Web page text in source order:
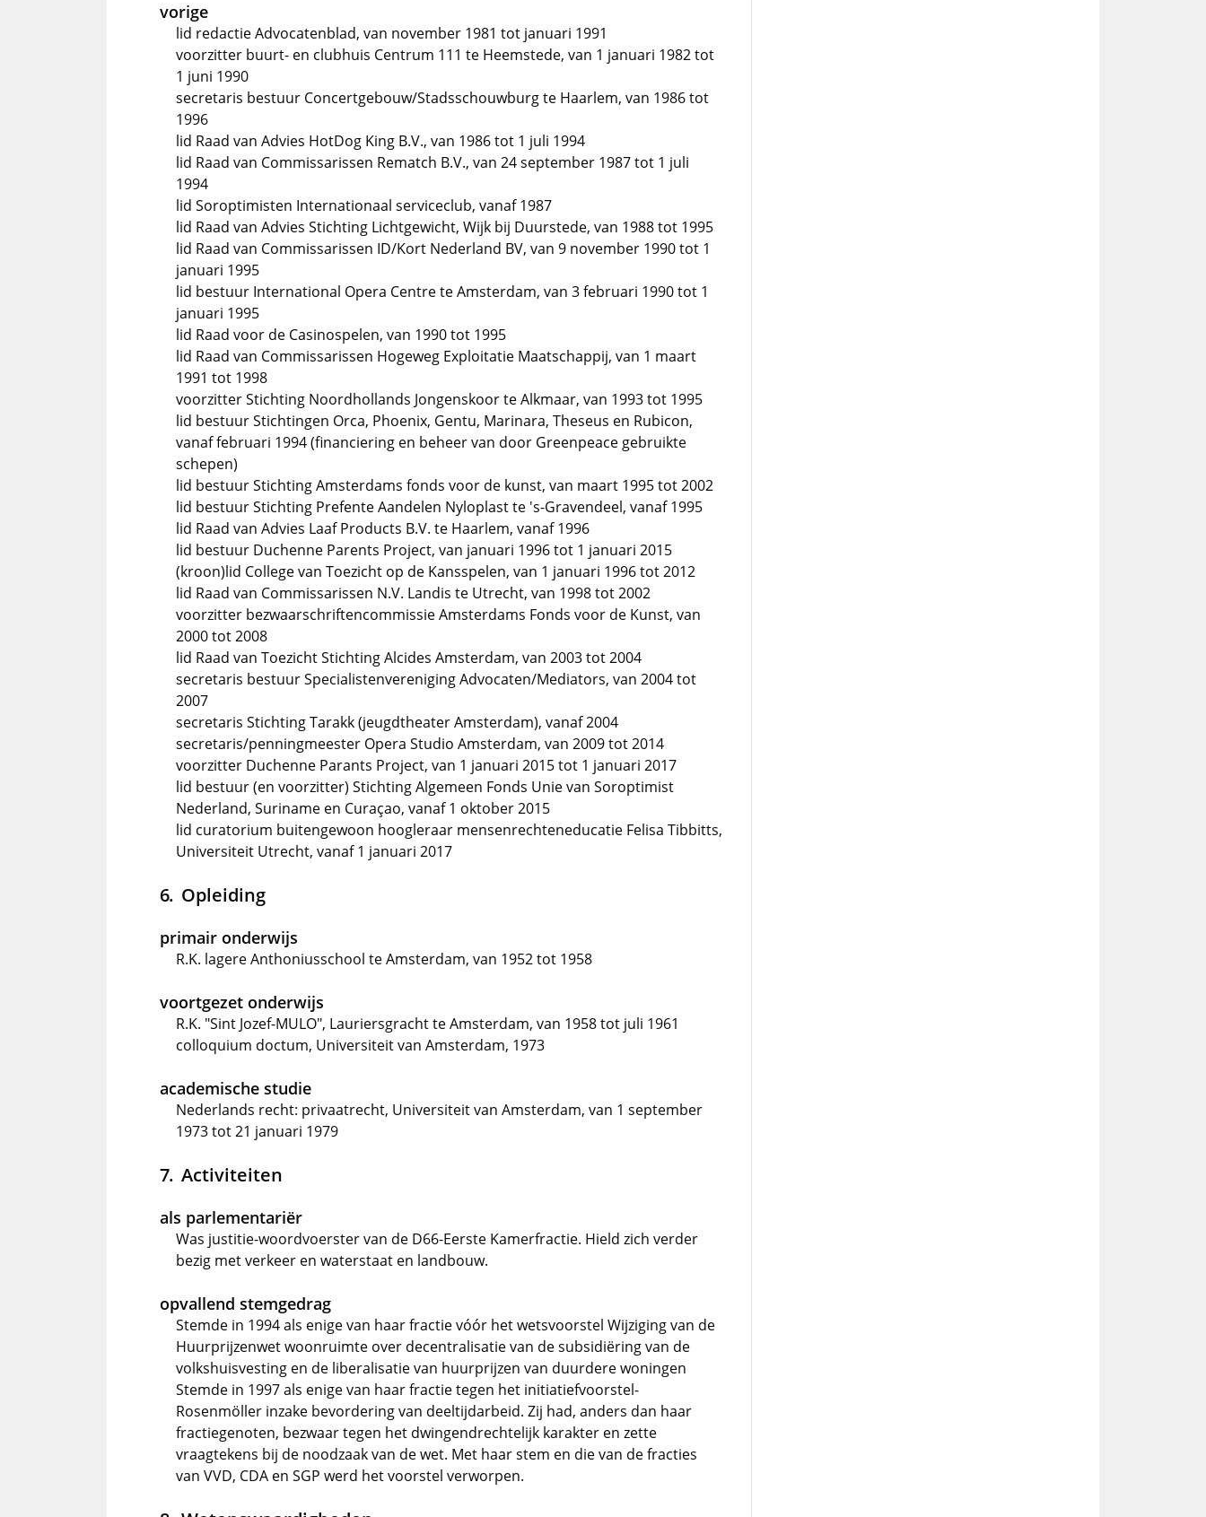
vorige
lid redactie Advocatenblad, van november 1981 tot januari 1991
voorzitter buurt- en clubhuis Centrum 111 te Heemstede, van 1 januari 1982 tot
1 juni 1990
secretaris bestuur Concertgebouw/Stadsschouwburg te Haarlem, van 1986 tot
1996
lid Raad van Advies HotDog King B.V., van 1986 tot 1 juli 1994
lid Raad van Commissarissen Rematch B.V., van 24 september 1987 tot 1 juli
1994
lid Soroptimisten Internationaal serviceclub, vanaf 1987
lid Raad van Advies Stichting Lichtgewicht, Wijk bij Duurstede, van 1988 tot 1995
lid Raad van Commissarissen ID/Kort Nederland BV, van 9 november 1990 tot 1
januari 1995
lid bestuur International Opera Centre te Amsterdam, van 3 februari 1990 tot 1
januari 1995
lid Raad voor de Casinospelen, van 1990 tot 1995
lid Raad van Commissarissen Hogeweg Exploitatie Maatschappij, van 1 maart
1991 tot 1998
voorzitter Stichting Noordhollands Jongenskoor te Alkmaar, van 1993 tot 1995
lid bestuur Stichtingen Orca, Phoenix, Gentu, Marinara, Theseus en Rubicon,
vanaf februari 1994 (financiering en beheer van door Greenpeace gebruikte
schepen)
lid bestuur Stichting Amsterdams fonds voor de kunst, van maart 1995 tot 2002
lid bestuur Stichting Prefente Aandelen Nyloplast te 's-Gravendeel, vanaf 1995
lid Raad van Advies Laaf Products B.V. te Haarlem, vanaf 1996
lid bestuur Duchenne Parents Project, van januari 1996 tot 1 januari 2015
(kroon)lid College van Toezicht op de Kansspelen, van 1 januari 1996 tot 2012
lid Raad van Commissarissen N.V. Landis te Utrecht, van 1998 tot 2002
voorzitter bezwaarschriftencommissie Amsterdams Fonds voor de Kunst, van
2000 tot 2008
lid Raad van Toezicht Stichting Alcides Amsterdam, van 2003 tot 2004
secretaris bestuur Specialistenvereniging Advocaten/Mediators, van 2004 tot
2007
secretaris Stichting Tarakk (jeugdtheater Amsterdam), vanaf 2004
secretaris/penningmeester Opera Studio Amsterdam, van 2009 tot 2014
voorzitter Duchenne Parants Project, van 1 januari 2015 tot 1 januari 2017
lid bestuur (en voorzitter) Stichting Algemeen Fonds Unie van Soroptimist
Nederland, Suriname en Curaçao, vanaf 1 oktober 2015
lid curatorium buitengewoon hoogleraar mensenrechteneducatie Felisa Tibbitts,
Universiteit Utrecht, vanaf 1 januari 2017
Opleiding
primair onderwijs
R.K. lagere Anthoniusschool te Amsterdam, van 1952 tot 1958
voortgezet onderwijs
R.K. "Sint Jozef-MULO", Lauriersgracht te Amsterdam, van 1958 tot juli 1961
colloquium doctum, Universiteit van Amsterdam, 1973
academische studie
Nederlands recht: privaatrecht, Universiteit van Amsterdam, van 1 september
1973 tot 21 januari 1979
Activiteiten
als parlementariër
Was justitie-woordvoerster van de D66-Eerste Kamerfractie. Hield zich verder
bezig met verkeer en waterstaat en landbouw.
opvallend stemgedrag
Stemde in 1994 als enige van haar fractie vóór het wetsvoorstel Wijziging van de
Huurprijzenwet woonruimte over decentralisatie van de subsidiëring van de
volkshuisvesting en de liberalisatie van huurprijzen van duurdere woningen
Stemde in 1997 als enige van haar fractie tegen het initiatiefvoorstel-
Rosenmöller inzake bevordering van deeltijdarbeid. Zij had, anders dan haar
fractiegenoten, bezwaar tegen het dwingendrechtelijk karakter en zette
vraagtekens bij de noodzaak van de wet. Met haar stem en die van de fracties
van VVD, CDA en SGP werd het voorstel verworpen.